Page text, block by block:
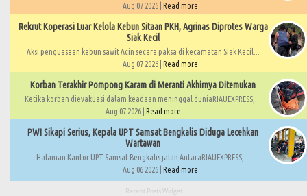
Aug 07 2026 | Read more
Rekrut Koperasi Luar Kelola Kebun Sitaan PKH, Agrinas Diprotes Warga
Siak Kecil
Aksi penguasaan kebun sawit Acin secara paksa di kecamatan Siak Kecil...
Aug 07 2026 | Read more
Korban Terakhir Pompong Karam di Meranti Akhirnya Ditemukan
Ketika korban dievakuasi dalam keadaan meninggal duniaRIAUEXPRESS,...
Aug 07 2026 | Read more
PWI Sikapi Serius, Kepala UPT Samsat Bengkalis Diduga Lecehkan
Wartawan
Halaman Kantor UPT Samsat Bengkalis jalan AntaraRIAUEXPRESS,...
Aug 06 2026 | Read more
Recent Posts Widget